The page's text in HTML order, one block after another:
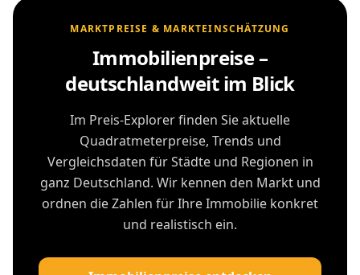
MARKTPREISE & MARKTEINSCHÄTZUNG
Immobilienpreise –
deutschlandweit im Blick
Im Preis-Explorer finden Sie aktuelle
Quadratmeterpreise, Trends und
Vergleichsdaten für Städte und Regionen in
ganz Deutschland. Wir kennen den Markt und
ordnen die Zahlen für Ihre Immobilie konkret
und realistisch ein.